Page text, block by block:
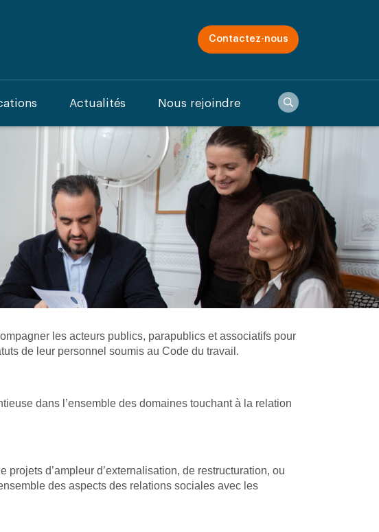
Contactez-nous
Recherche
Actualités Nous rejoindre
les acteurs publics, parapublics et associatifs pour
de leur personnel soumis au Code du travail.
dans l’ensemble des domaines touchant à la relation
d’ampleur d’externalisation, de restructuration, ou
des aspects des relations sociales avec les